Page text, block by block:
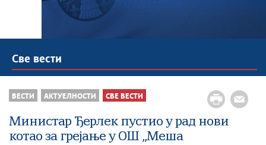
Све вести
ВЕСТИ АКТУЕЛНОСТИ СВЕ ВЕСТИ
Министар Ђерлек пустио у рад нови
котао за грејање у ОШ „Меша